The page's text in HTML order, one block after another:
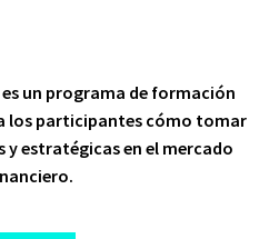
un programa de formación
los participantes cómo tomar
y estratégicas en el mercado